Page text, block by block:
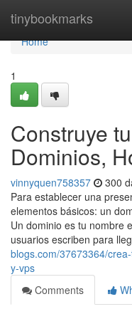
tinybookmarks
Home
Home
1
Construye
Dominios,
vinnyquen758357 300
Para establecer una
elementos básicos: un
Un dominio es tu nombre
usuarios escriben para
blogs.com/37673364/
y-vps
Comments